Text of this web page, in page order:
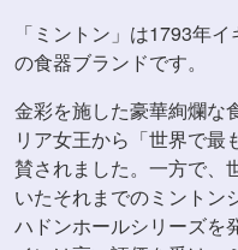
「ミントン」は1793年
の食器ブランドです。
金彩を施した豪華絢爛な
リア女王から「世界で最
賛されました。一方で、
いたそれまでのミントン
ハドンホールシリーズを